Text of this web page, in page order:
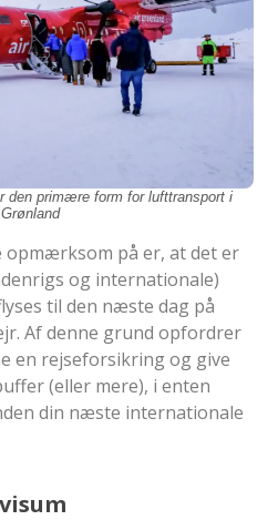
den primære form for lufttransport i
Grønland
på er, at det er
og internationale)
til den næste dag på
Af denne grund opfordrer
en rejseforsikring og give
(eller mere), i enten
din næste internationale